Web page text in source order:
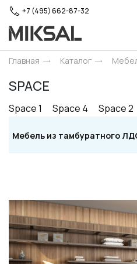
+7 (495) 662-87-32
Главная Каталог
SPACE
Space 1 Space 4 Space 2
Мебель из тамбуратного